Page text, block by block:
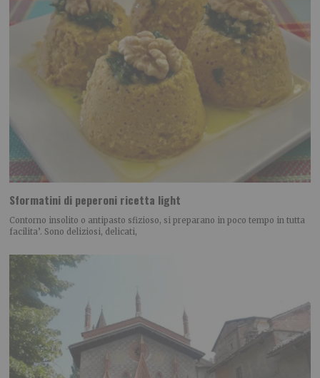
Sformatini di peperoni ricetta light
Contorno insolito o antipasto sfizioso, si preparano in poco tempo in tutta
facilita’. Sono deliziosi, delicati,